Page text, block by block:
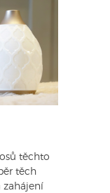
těchto
těch
zahájení